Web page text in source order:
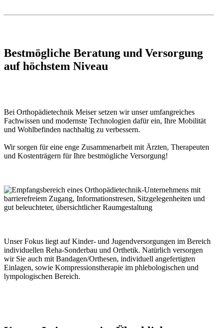
Bestmögliche Beratung und Versorgung
auf höchstem Niveau
Bei Orthopädietechnik Meiser setzen wir unser umfangreiches
Fachwissen und modernste Technologien dafür ein, Ihre Mobilität
und Wohlbefinden nachhaltig zu verbessern.
Wir sorgen für eine enge Zusammenarbeit mit Ärzten, Therapeuten
und Kostenträgern für Ihre bestmögliche Versorgung!
Unser Fokus liegt auf Kinder- und Jugendversorgungen im Bereich
individuellen Reha-Sonderbau und Orthetik. Natürlich versorgen
wir Sie auch mit Bandagen/Orthesen, individuell angefertigten
Einlagen, sowie Kompressionstherapie im phlebologischen und
lympologischen Bereich.